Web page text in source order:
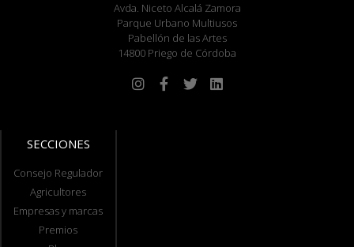
Avda. Niceto Alcalá Zamora
Parque Urbano Multiusos
Pabellón de las Artes
14800 Priego de Córdoba
SECCIONES
Consejo Regulador
Agricultores
Empresas y marcas
Premios